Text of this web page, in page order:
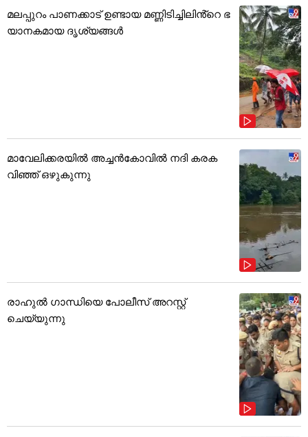
മലപ്പുറം പാണക്കാട് ഉണ്ടായ മണ്ണിടിച്ചിലിൻ്റെ ഭ
യാനകമായ ദൃശ്യങ്ങൾ
മാവേലിക്കരയിൽ അച്ചൻകോവിൽ നദി കരക
വിഞ്ഞ് ഒഴുകുന്നു
രാഹുൽ ഗാന്ധിയെ പോലീസ് അറസ്റ്റ്
ചെയ്യുന്നു